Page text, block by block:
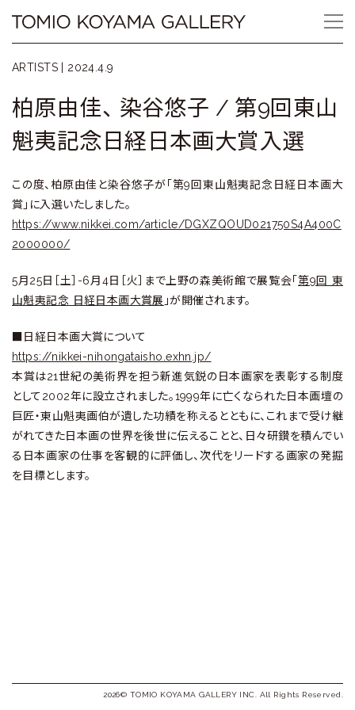
content
Tomio
Koyama
Gallery
小
登
美
ギ
ャ
ラ
リ
ー
ARTISTS | 2024.4.9
柏原由佳、 染谷悠子 / 第9回東山
魁夷記念日経日本画大賞入選
この度、柏原由佳と染谷悠子が「第9回東山魁夷記念日経日本画大
賞」に入選いたしました。
https://www.nikkei.com/article/DGXZQOUD021750S4A400C
2000000/
5月25日［土］-6月4日［火］まで上野の森美術館で展覧会「 第9回 東
山魁夷記念 日経日本画大賞展 」が開催されます。
■日経日本画大賞について
https://nikkei-nihongataisho.exhn.jp/
本賞は21世紀の美術界を担う新進気鋭の日本画家を表彰する制度
として2002年に設立されました。1999年に亡くなられた日本画壇の
巨匠・東山魁夷画伯が遺した功績を称えるとともに、これまで受け継
がれてきた日本画の世界を後世に伝えることと、日々研鑚を積んでい
る日本画家の仕事を客観的に評価し、次代をリードする画家の発掘
を目標とします。
2026© TOMIO KOYAMA GALLERY INC. All Rights Reserved.